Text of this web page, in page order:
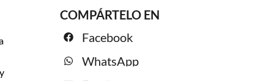
COMPÁRTELO EN
Facebook
WhatsApp